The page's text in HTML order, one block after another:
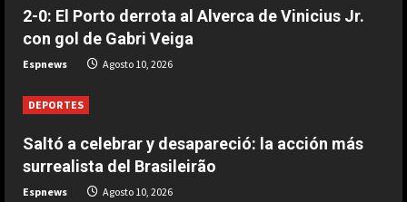
3
Saltó a celebrar y desapareció: la
acción más surrealista del
Brasileirão
4
2-0: El Porto derrota al Alverca de
Vinicius Jr. con gol de Gabri Veiga
Agosto 10, 2026
2-0: El Porto derrota al Alverca de Vinicius Jr.
con gol de Gabri Veiga
Espnews Agosto 10, 2026
DEPORTES
Saltó a celebrar y desapareció: la acción más
surrealista del Brasileirão
Espnews Agosto 10, 2026